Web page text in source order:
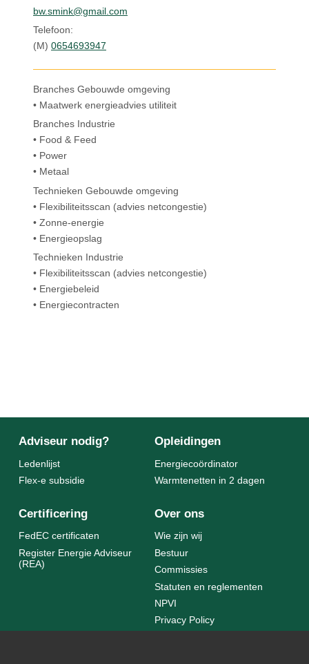
bw.smink@gmail.com
Telefoon:
(M) 0654693947
Branches Gebouwde omgeving
• Maatwerk energieadvies utiliteit
Branches Industrie
• Food & Feed
• Power
• Metaal
Technieken Gebouwde omgeving
• Flexibiliteitsscan (advies netcongestie)
• Zonne-energie
• Energieopslag
Technieken Industrie
• Flexibiliteitsscan (advies netcongestie)
• Energiebeleid
• Energiecontracten
Adviseur nodig?
Ledenlijst
Flex-e subsidie
Opleidingen
Energiecoördinator
Warmtenetten in 2 dagen
Certificering
FedEC certificaten
Register Energie Adviseur
(REA)
Over ons
Wie zijn wij
Bestuur
Commissies
Statuten en reglementen
NPVI
Privacy Policy